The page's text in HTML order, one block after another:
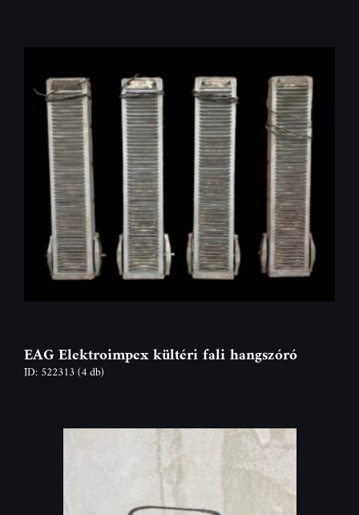
EAG Elektroimpex kültéri fali hangszóró
ID: 522313(4 db)